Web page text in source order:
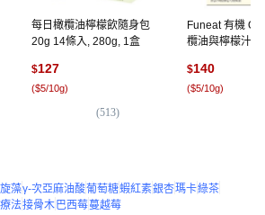
每日橄欖油檸檬飲隨身包
20g 14條入, 280g, 1盒
$127
($5/10g)
(513)
Funeat 有機
欖油與檸檬汁
$140
($5/10g)
藻γ-次亞麻油酸葡萄糖蝦紅素銀杏瑪卡綠茶
法接骨木 巴西莓蔓越莓